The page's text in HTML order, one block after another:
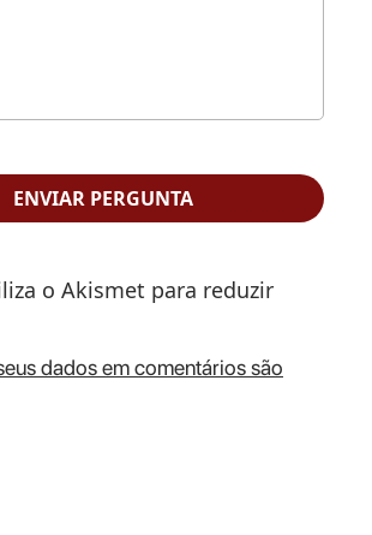
o Akismet para reduzir
dados em comentários são